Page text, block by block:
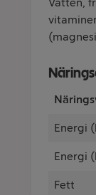
Energi
Energi
Fett